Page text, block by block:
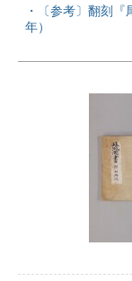
・〔参考〕翻刻
年）